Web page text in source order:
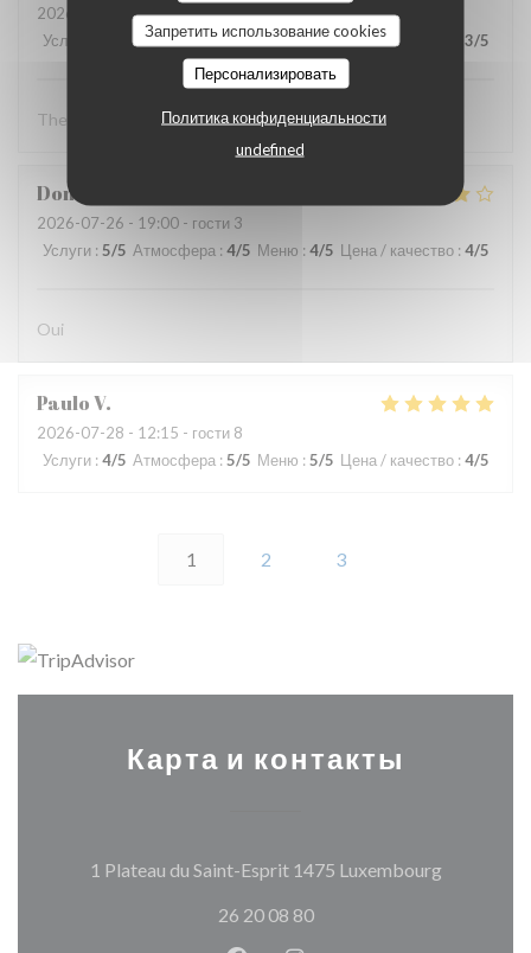
Запретить использование cookies
Персонализировать
Политика конфиденциальности
undefined
2026-07-29
- 12:00 - гости 2
Услуги
Атмосфера: 4/5 Меню: 4/5 Цена / качество 3/5
The food was good
Dominique
2026-07-26 - 19:00 - гости 3
Услуги : 5/5 Атмосфера : 4/5 Меню : 4/5 Цена / качество : 4/5
Oui
PauloV
2026-07-28 - 12:15 - гости 8
Услуги : 4/5 Атмосфера : 5/5 Меню : 5/5 Цена / качество : 4/5
1 2 3
Карта и контакты
1 Plateau du Saint-Esprit 1475 Luxembourg
26 20 08 80